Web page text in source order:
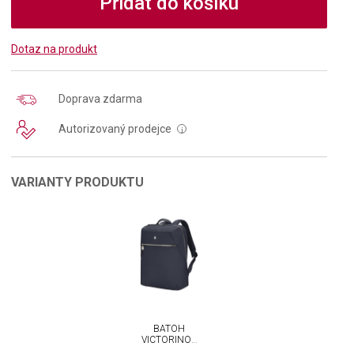
Dotaz na produkt
Doprava zdarma
Autorizovaný prodejce i
VARIANTY PRODUKTU
BATOH
VICTORINOX